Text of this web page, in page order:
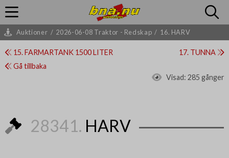
Auktioner / 2026-06-08 Traktor - Redskap / 16. HARV
15. FARMARTANK 1500 LITER
17. TUNNA
Gå tillbaka
Visad: 285 gånger
28341. HARV